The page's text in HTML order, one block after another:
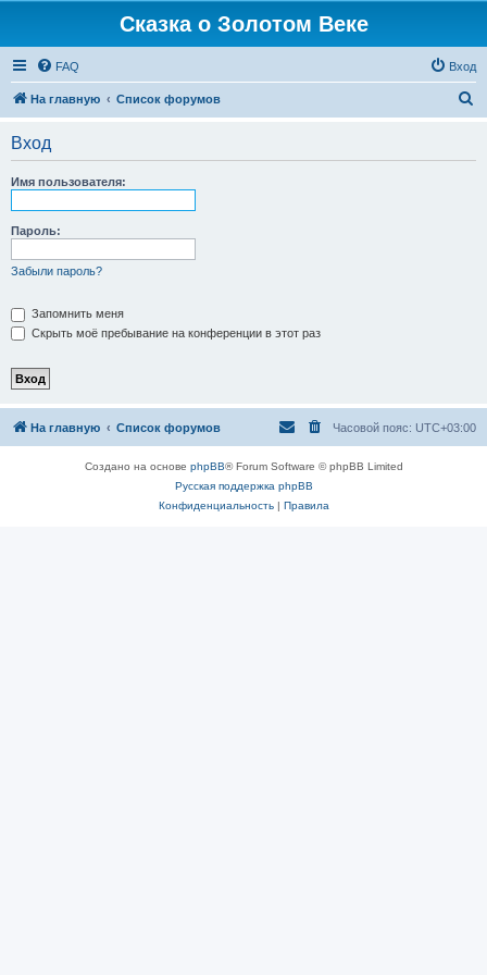
Сказка о Золотом Веке
FAQ Вход
На главную Список форумов
Вход
Имя пользователя:
Пароль:
Забыли пароль?
Запомнить меня
Скрыть моё пребывание на конференции в этот раз
На главную Список форумов Часовой пояс: UTC+03:00
Создано на основе phpBB® Forum Software © phpBB Limited
Русская поддержка phpBB
Конфиденциальность| Правила